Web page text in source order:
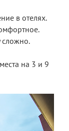
в отелях.
сложно.
на 3 и 9